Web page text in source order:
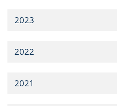
2023
2022
2021